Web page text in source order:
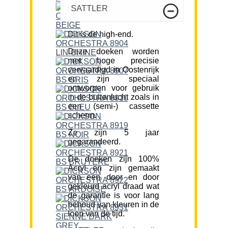
SATTLER
Dit is de high-end.
Deze doeken worden
met hoge precisie
vervaardigd in Oostenrijk
en zijn speciaal
ontworpen voor gebruik
in de buitenlucht zoals in
een (semi-) cassette
scherm.
Ze zijn 5 jaar
gegarandeerd.
De doeken zijn 100%
Acryl en zijn gemaakt
van een door en door
gekleurd acryl draad wat
de garantie is voor lang
behoud van kleuren in de
loop van de tijd.